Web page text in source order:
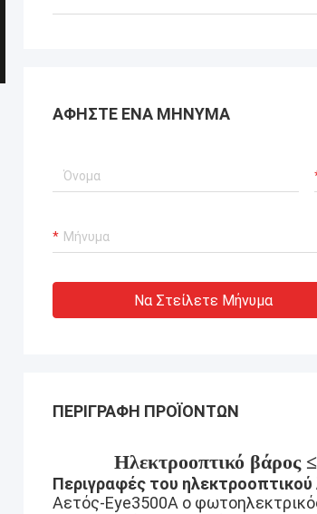
ΑΦΉΣΤΕ ΈΝΑ ΜΉΝΥΜΑ
Να Στείλετε Μήνυμα
ΠΕΡΙΓΡΑΦΉ ΠΡΟΪΌΝΤΩΝ
Ηλεκτροοπτικό βάρος
Περιγραφές του ηλεκτροοπτικού
Αετός-Eye3500A ο